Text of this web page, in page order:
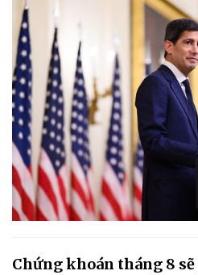
Chứng khoán tháng 8 sẽ